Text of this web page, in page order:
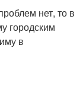
нет, то в
городским
в